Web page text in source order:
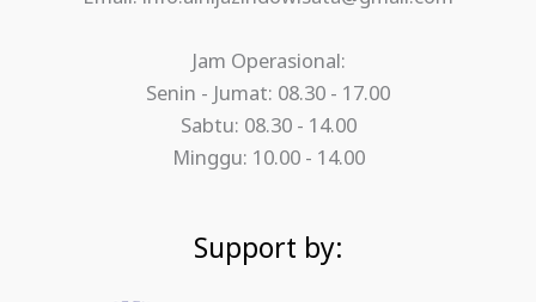
Jam Operasional:
Senin - Jumat: 08.30 - 17.00
Sabtu: 08.30 - 14.00
Minggu: 10.00 - 14.00
Support by: